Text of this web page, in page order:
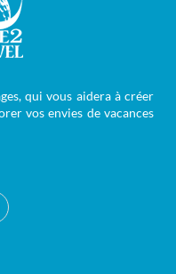
qui vous aidera à créer
vos envies de vacances